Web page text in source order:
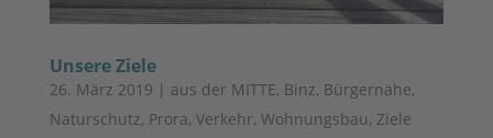
Unsere Ziele
26. März 2019 | aus der MITTE, Binz, Bürgernähe,
Naturschutz, Prora, Verkehr, Wohnungsbau, Ziele